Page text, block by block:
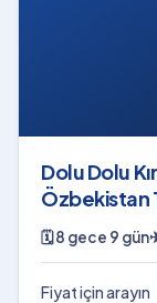
Dolu Dolu
Özbekistan
🗓8 gece 9 gün
Fiyat için arayın